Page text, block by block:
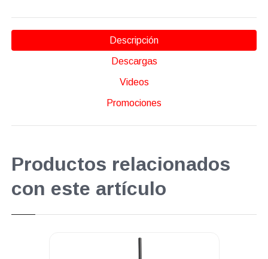
Descripción
Descargas
Videos
Promociones
Productos relacionados
con este artículo